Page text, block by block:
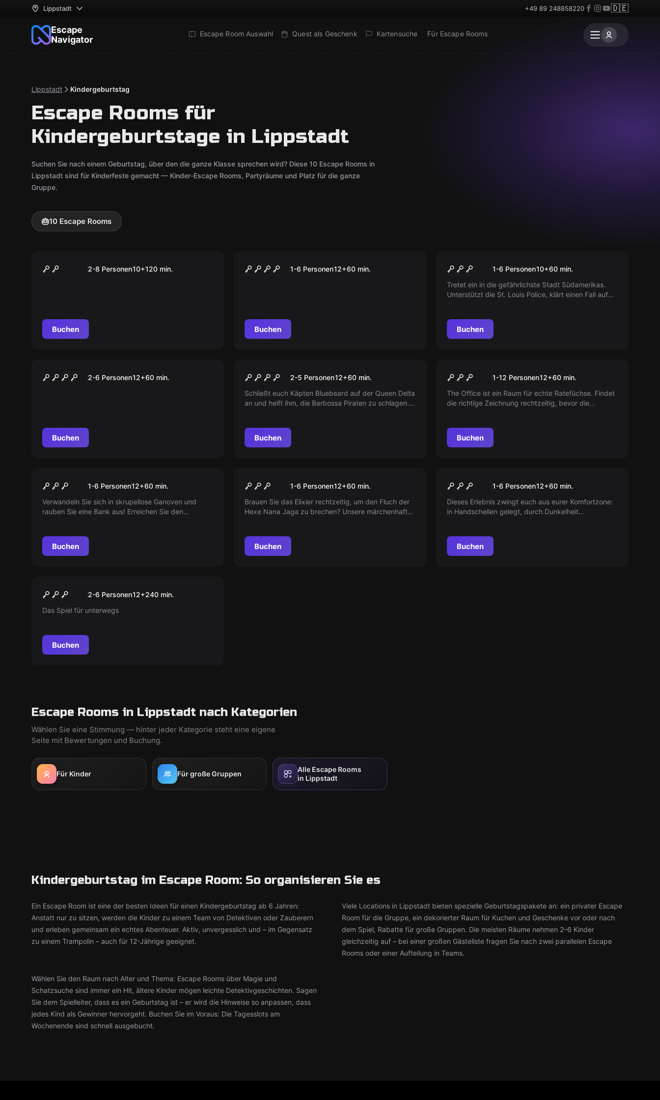
Lippstadt +49 89 248858220 🇩🇪
Escape
Navigator
Escape Room Auswahl Quest als Geschenk Kartensuche Für Escape Rooms
Lippstadt Kindergeburtstag
Escape Rooms für
Kindergeburtstage in Lippstadt
Suchen Sie nach einem Geburtstag, über den die ganze Klasse sprechen wird? Diese 10 Escape Rooms in
Lippstadt sind für Kinderfeste gemacht — Kinder-Escape Rooms, Partyräume und Platz für die ganze
Gruppe.
🎂10 Escape Rooms
Das Magische Portal
2-8 Personen10+120 min.
Buchen
Escape Tower
1-6 Personen12+60 min.
Buchen
Mississippi Pub
1-6 Personen10+60 min.
Tretet ein in die gefährlichste Stadt Südamerikas.
Unterstützt die St. Louis Police, klärt einen Fall auf
Buchen
Neues Testament
2-6 Personen12+60 min.
Buchen
Pirate Island
2-5 Personen12+60 min.
Schließt euch Käpten Bluebeard auf der Queen Delta
an und helft ihm, die Barbossa Piraten zu schlagen.
Buchen
The Office1-12 Personen12+60 min.
The Office ist ein Raum für echte Ratefüchse. Findet
die richtige Zeichnung rechtzeitig, bevor die
Buchen
Fette Beute
1-6 Personen12+60 min.
Verwandeln Sie sich in skrupellose Ganoven und
rauben Sie eine Bank aus! Erreichen Sie den
Buchen
Hexe Nana Jaga
1-6 Personen12+60 min.
Brauen Sie das Elixier rechtzeitig, um den Fluch der
Hexe Nana Jaga zu brechen? Unsere märchenhafte
unvergessliches Abenteuer!
Buchen
The Evidence
1-6 Personen12+60 min.
Dieses Erlebnis zwingt euch aus eurer Komfortzone:
in Handschellen gelegt, durch Dunkelheit
Buchen
Neu
Escape Mobil
2-6 Personen12+240 min.
Das Spiel für unterwegs
Buchen
Escape Rooms in Lippstadt nach Kategorien
Wählen Sie eine Stimmung — hinter jeder Kategorie steht eine eigene
Seite mit Bewertungen und Buchung.
Für Kinder Für große Gruppen
Alle Escape Rooms
in Lippstadt
Kindergeburtstag im Escape Room: So organisieren Sie es
Ein Escape Room ist eine der besten Ideen für einen Kindergeburtstag ab 6 Jahren:
Anstatt nur zu sitzen, werden die Kinder zu einem Team von Detektiven oder Zauberern
und erleben gemeinsam ein echtes Abenteuer. Aktiv, unvergesslich und – im Gegensatz
zu einem Trampolin – auch für 12-Jährige geeignet.
Viele Locations in Lippstadt bieten spezielle Geburtstagspakete an: ein privater Escape
Room für die Gruppe, ein dekorierter Raum für Kuchen und Geschenke vor oder nach
dem Spiel, Rabatte für große Gruppen. Die meisten Räume nehmen 2–6 Kinder
gleichzeitig auf – bei einer großen Gästeliste fragen Sie nach zwei parallelen Escape
Rooms oder einer Aufteilung in Teams.
Wählen Sie den Raum nach Alter und Thema: Escape Rooms über Magie und
Schatzsuche sind immer ein Hit, ältere Kinder mögen leichte Detektivgeschichten. Sagen
Sie dem Spielleiter, dass es ein Geburtstag ist – er wird die Hinweise so anpassen, dass
jedes Kind als Gewinner hervorgeht. Buchen Sie im Voraus: Die Tagesslots am
Wochenende sind schnell ausgebucht.